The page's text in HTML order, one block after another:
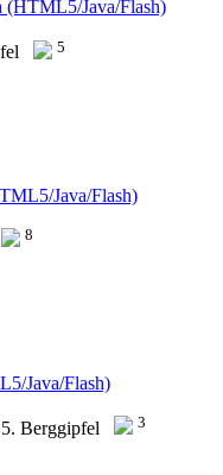
5
8
5. Berggipfel 3